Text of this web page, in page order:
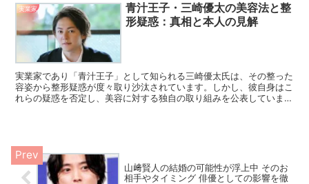
実業家
青汁王子・三崎優太の美容法と整
形疑惑：真相と本人の見解
実業家であり「青汁王子」として知られる三崎優太氏は、その整った
容姿から整形疑惑が度々取り沙汰されています。しかし、彼自身はこ
れらの疑惑を否定し、美容に対する独自の取り組みを公表していま
山﨑賢人の結婚の可能性が浮上中 そのお
相手やタイミング 俳優としての影響を徹